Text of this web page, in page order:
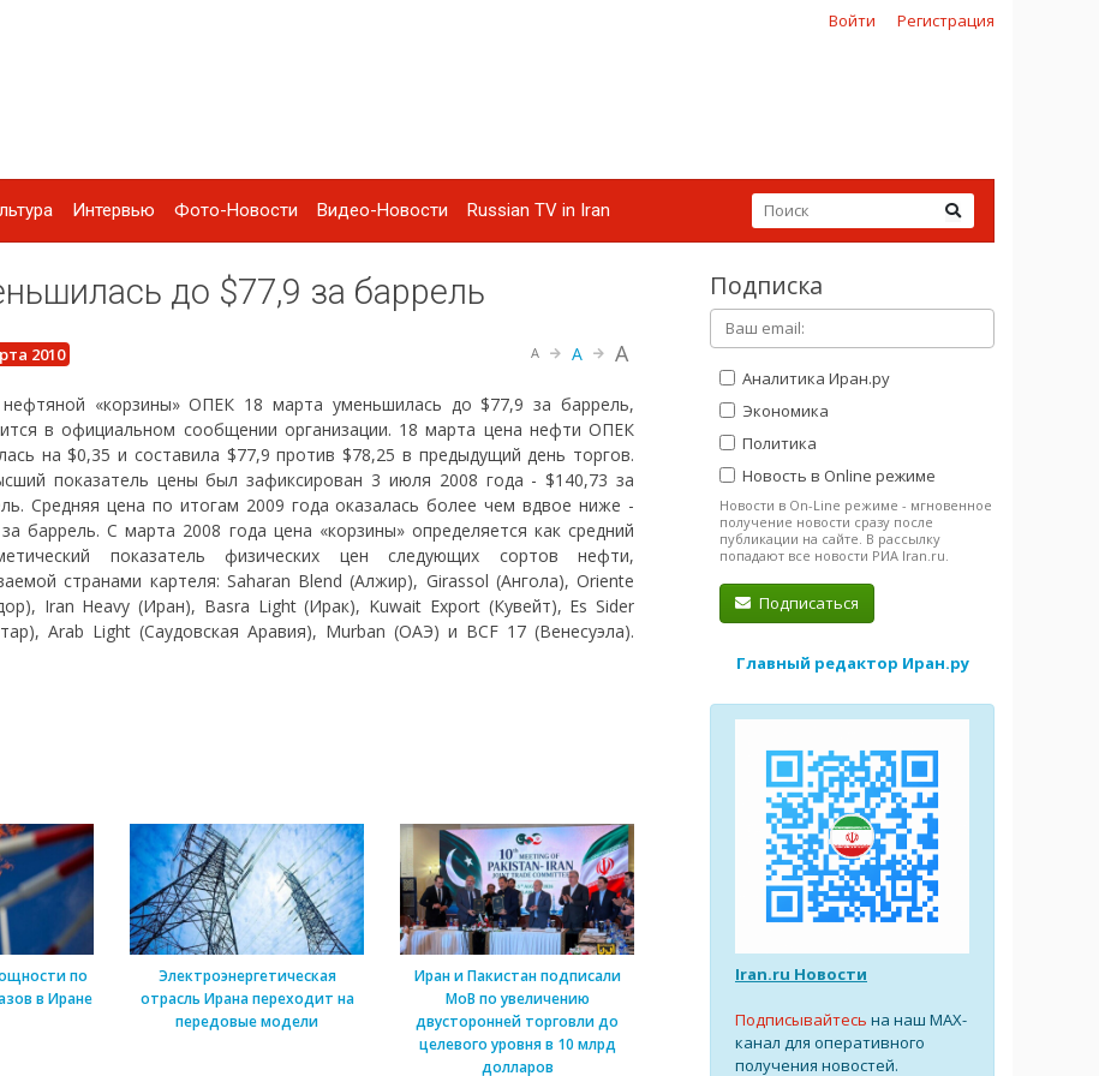
Войти Регистрация
Интервью Фото-Новости Видео-Новости Russian TV in Iran
до $77,9 за баррель
2010 A A A
«корзины» ОПЕК 18 марта уменьшилась до $77,9 за баррель,
в официальном сообщении организации. 18 марта цена нефти ОПЕК
на $0,35 и составила $77,9 против $78,25 в предыдущий день торгов.
показатель цены был зафиксирован 3 июля 2008 года - $140,73 за
Средняя цена по итогам 2009 года оказалась более чем вдвое ниже -
баррель. С марта 2008 года цена «корзины» определяется как средний
показатель физических цен следующих сортов нефти,
странами картеля: Saharan Blend (Алжир), Girassol (Ангола), Oriente
Iran Heavy (Иран), Basra Light (Ирак), Kuwait Export (Кувейт), Es Sider
Arab Light (Саудовская Аравия), Murban (ОАЭ) и BCF 17 (Венесуэла).
по
в Иране
Электроэнергетическая
отрасль Ирана переходит на
передовые модели
Иран и Пакистан подписали
МоВ по увеличению
двусторонней торговли до
целевого уровня в 10 млрд
долларов
Подписка
Аналитика Иран.ру
Экономика
Политика
Новость в Online режиме
Новости в On-Line режиме - мгновенное
получение новости сразу после
публикации на сайте. В рассылку
попадают все новости РИА Iran.ru.
Подписаться
Главный редактор Иран.ру
Iran.ru Новости
Подписывайтесь на наш MAX-
канал для оперативного
получения новостей.